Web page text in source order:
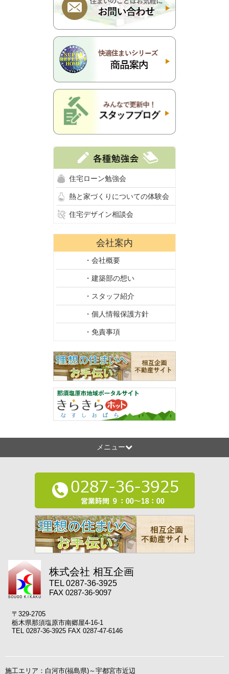
住宅ローン勉強会
熱と家づくりについての体験会
住宅デザイン相談会
会社案内
・会社概要
・建築部の想い
・スタッフ紹介
・個人情報保護方針
・免責事項
メニュー
株式会社 相互企画
TEL 0287-36-3925
FAX 0287-36-9097
〒329-2705
栃木県那須塩原市南郷屋4-16-1
TEL 0287-36-3925 FAX 0287-47-6146
施工エリア：白河市(福島県)～宇都宮市近辺